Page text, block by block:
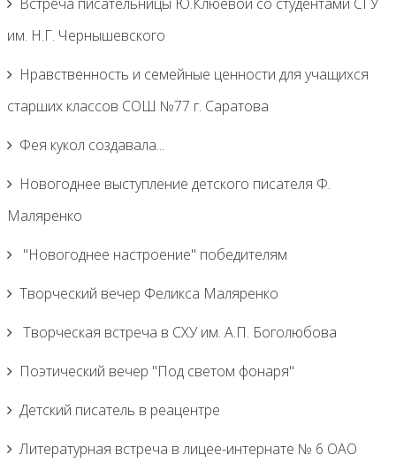
им. Н.Г. Чернышевского
Нравственность и семейные ценности для учащихся
старших классов СОШ №77 г. Саратова
Фея кукол создавала...
Новогоднее выступление детского писателя Ф.
Маляренко
"Новогоднее настроение" победителям
Творческий вечер Феликса Маляренко
Творческая встреча в СХУ им. А.П. Боголюбова
Поэтический вечер "Под светом фонаря"
Детский писатель в реацентре
Литературная встреча в лицее-интернате № 6 ОАО